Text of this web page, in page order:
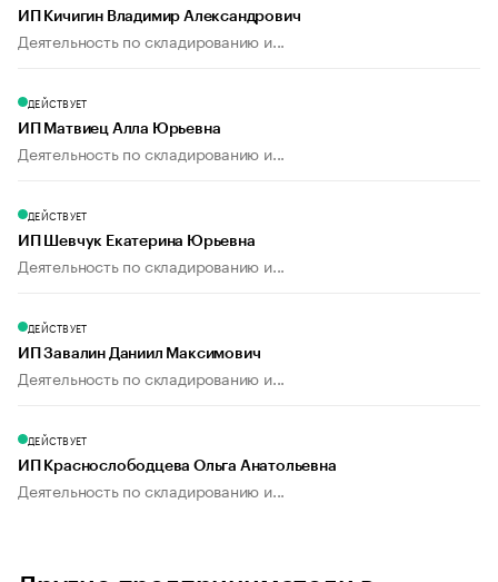
ИП Кичигин Владимир Александрович
Деятельность по складированию и...
ДЕЙСТВУЕТ
ИП Матвиец Алла Юрьевна
Деятельность по складированию и...
ДЕЙСТВУЕТ
ИП Шевчук Екатерина Юрьевна
Деятельность по складированию и...
ДЕЙСТВУЕТ
ИП Завалин Даниил Максимович
Деятельность по складированию и...
ДЕЙСТВУЕТ
ИП Краснослободцева Ольга Анатольевна
Деятельность по складированию и...